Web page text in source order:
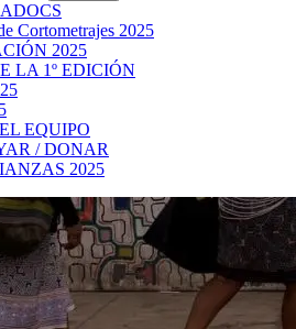
Cortometrajes 2025
2025
LA 1º EDICIÓN
EQUIPO
/ DONAR
2025